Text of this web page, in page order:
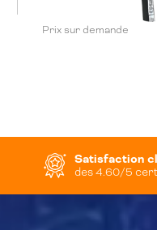
Prix sur demande
Satisfaction
des 4.60/5